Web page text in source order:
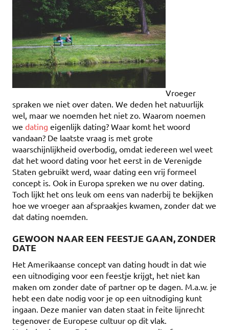
Vroeger
spraken we niet over daten. We deden het natuurlijk
wel, maar we noemden het niet zo. Waarom noemen
we dating eigenlijk dating? Waar komt het woord
vandaan? De laatste vraag is met grote
waarschijnlijkheid overbodig, omdat iedereen wel weet
dat het woord dating voor het eerst in de Verenigde
Staten gebruikt werd, waar dating een vrij formeel
concept is. Ook in Europa spreken we nu over dating.
Toch lijkt het ons leuk om eens van naderbij te bekijken
hoe we vroeger aan afspraakjes kwamen, zonder dat we
dat dating noemden.
GEWOON NAAR EEN FEESTJE GAAN, ZONDER
DATE
Het Amerikaanse concept van dating houdt in dat wie
een uitnodiging voor een feestje krijgt, het niet kan
maken om zonder date of partner op te dagen. M.a.w. je
hebt een date nodig voor je op een uitnodiging kunt
ingaan. Deze manier van daten staat in feite lijnrecht
tegenover de Europese cultuur op dit vlak.